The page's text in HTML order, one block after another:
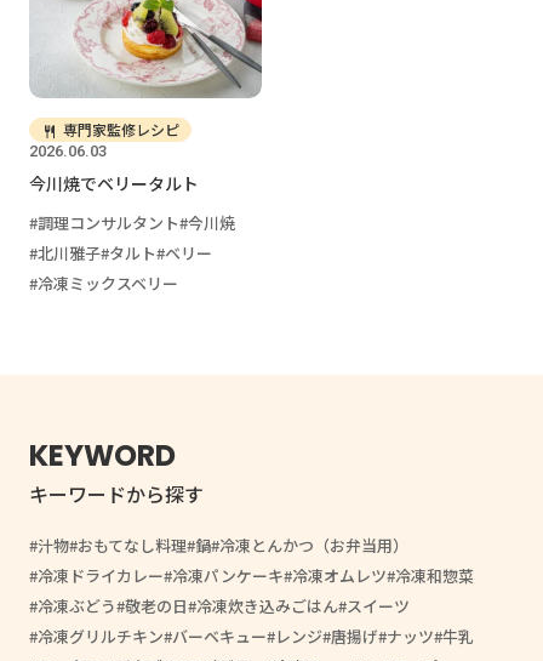
2026.06.03
専門家監修レシピ
今川焼でベリータルト
調理コンサルタント 今川焼
北川雅子 タルト ベリー
冷凍ミックスベリー
KEYWORD
キーワードから探す
汁物 おもてなし料理 鍋 冷凍とんかつ（お弁当用）
冷凍ドライカレー 冷凍パンケーキ 冷凍オムレツ 冷凍和惣菜
冷凍ぶどう 敬老の日 冷凍炊き込みごはん スイーツ
冷凍グリルチキン バーベキュー レンジ 唐揚げ ナッツ 牛乳